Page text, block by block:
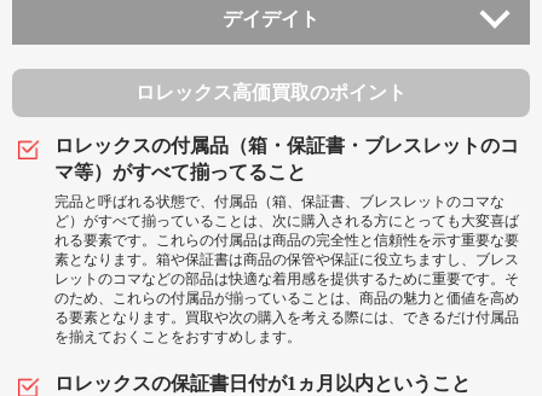
デイデイト
ロレックス高価買取のポイント
ロレックスの付属品（箱・保証書・ブレスレットのコ
マ等）がすべて揃ってること
完品と呼ばれる状態で、付属品（箱、保証書、ブレスレットのコマな
ど）がすべて揃っていることは、次に購入される方にとっても大変喜ば
れる要素です。これらの付属品は商品の完全性と信頼性を示す重要な要
素となります。箱や保証書は商品の保管や保証に役立ちますし、ブレス
レットのコマなどの部品は快適な着用感を提供するために重要です。そ
のため、これらの付属品が揃っていることは、商品の魅力と価値を高め
る要素となります。買取や次の購入を考える際には、できるだけ付属品
を揃えておくことをおすすめします。
ロレックスの保証書日付が1ヵ月以内ということ